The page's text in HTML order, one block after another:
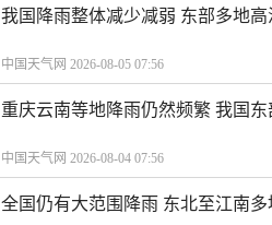
我国降雨整体减少减弱 东部多地
中国天气网 2026-08-05 07:56
重庆云南等地降雨仍然频繁 我国
中国天气网 2026-08-04 07:56
全国仍有大范围降雨 东北至江南